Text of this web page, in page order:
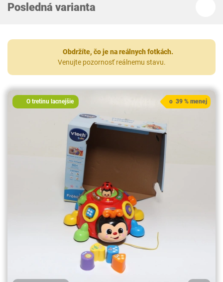
Posledná varianta
Obdržíte, čo je na reálnych fotkách.
Venujte pozornosť reálnemu stavu.
O tretinu lacnejšie o 39 % menej